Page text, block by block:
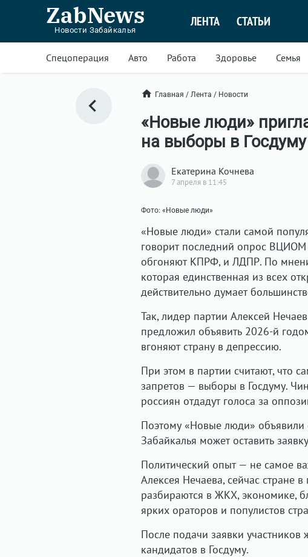
ZabNews
Новости Забайкалья
ЛЕНТА СТАТЬИ
Спецоперация Авто Работа Здоровье Семья
Главная / Лента / Новости
«Новые люди»
на выборы в Госдуму
Екатерина Кочнева
7 апреля в 11:45
Фото: «Новые люди»
«Новые люди» стали самой
говорит последний опрос
обгоняют КПРФ, и ЛДПР. По
которая единственная из всех
действительно думает
Так, лидер партии Алексей
предложил объявить 2026-й
вгоняют страну в депрессию.
При этом в партии считают, что
запретов — выборы в Госдуму.
россиян отдадут голоса за
Поэтому «Новые люди»
Забайкалья может оставить
Политический опыт — не самое
Алексея Нечаева, сейчас стране
разбираются в ЖКХ, экономике,
ярких ораторов и популистов
После подачи заявки
кандидатов в Госдуму.